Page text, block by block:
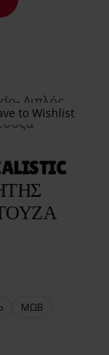
to Wishlist
ΜΩΒ